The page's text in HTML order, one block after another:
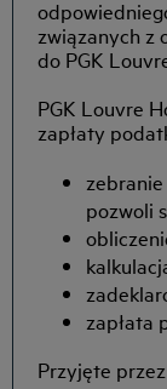
związanych z
do PGK
PGK Louvre
zapłaty
pozwoli
zapłata
Przyjęte